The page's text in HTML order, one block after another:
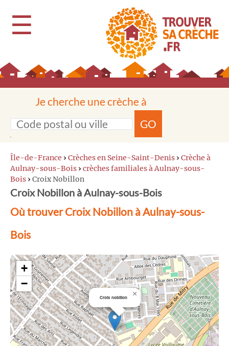
☰
Je cherche une crèche à
GO
Île-de-France › Crèches en Seine-Saint-Denis › Crèche à
Aulnay-sous-Bois › crèches familiales à Aulnay-sous-
Bois › Croix Nobillon
Croix Nobillon à Aulnay-sous-Bois
Où trouver Croix Nobillon à Aulnay-sous-
Bois
Croix nobillon ×
+
−